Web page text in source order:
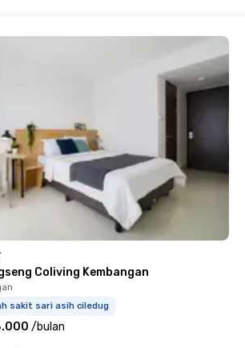
Coliving Kembangan
sakit sari asih ciledug
/bulan